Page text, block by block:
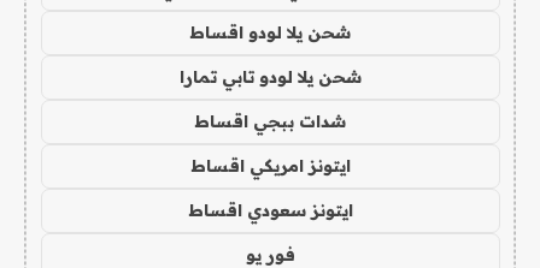
شحن يلا لودو اقساط
شحن يلا لودو تابي تمارا
شدات ببجي اقساط
ايتونز امريكي اقساط
ايتونز سعودي اقساط
فور يو